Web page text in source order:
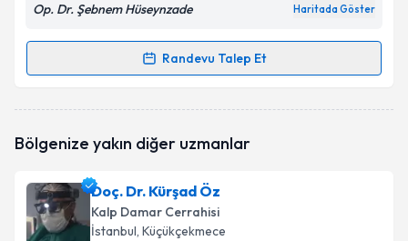
Op. Dr. Şebnem Hüseynzade Haritada Göster
Randevu Talep Et
Randevu Takvimi Talebi
talebi oluşturun. Size bu uzmandan randevu almanız
bilgilendireceğiz.
E-posta Adresiniz
Bölgenize yakın diğer uzmanlar
Doç. Dr. Kürşad Öz
Kalp Damar Cerrahisi
İstanbul, Küçükçekmece